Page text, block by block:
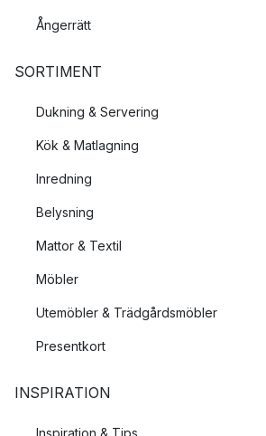
Ångerrätt
SORTIMENT
Dukning & Servering
Kök & Matlagning
Inredning
Belysning
Mattor & Textil
Möbler
Utemöbler & Trädgårdsmöbler
Presentkort
INSPIRATION
Inspiration & Tips